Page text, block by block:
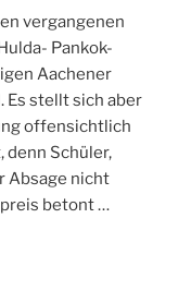
vergangenen
Pankok-
Aachener
Es stellt sich aber
offensichtlich
denn Schüler,
Absage nicht
betont …